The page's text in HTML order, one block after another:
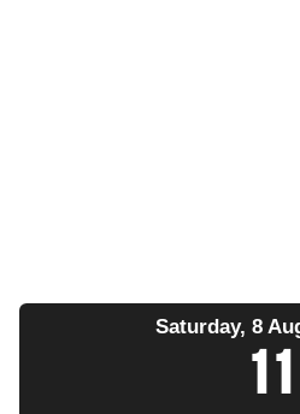
Saturday, 8
11